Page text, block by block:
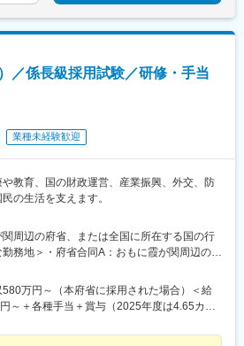
／係長級採用試験／研修・手当
業種未経験歓迎
や教育、国の財政運営、産業振興、外交、防
の生活を支えます。
周辺の府省、または全国に所在する国の行
務地＞・府省合同A：おもに霞が関周辺の本
務により、全国および海外での活躍のチャン
所の変更の範囲：各府省の定める場所
580万円～（本府省に採用された場合）＜給
～＋各種手当＋賞与（2025年度は4.65カ月
年数を有する国家公務員が受ける俸給月額